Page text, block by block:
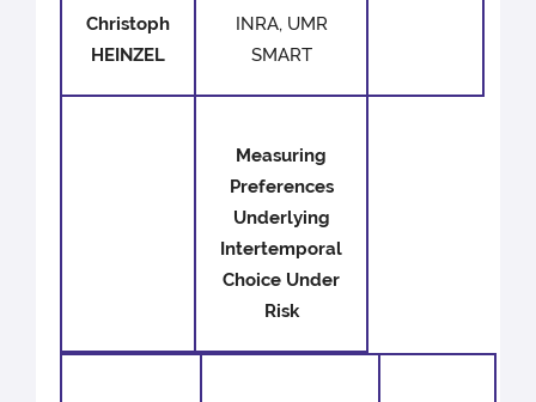
Christoph
HEINZEL
INRA, UMR
SMART
Measuring
Preferences
Underlying
Intertemporal
Choice Under
Risk